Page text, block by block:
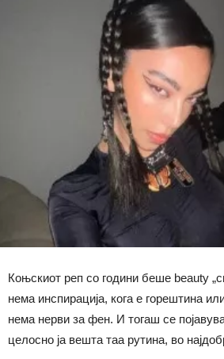
Коњскиот реп со години беше beauty
нема инспирација, кога е горештина
нема нерви за фен. И тогаш се
целосно ја вешта таа рутина, во